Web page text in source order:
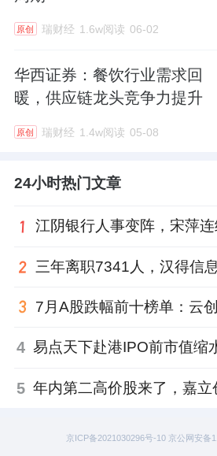
原创 瑞财经 1.6w阅读 06-02
华西证券：餐饮行业需求回
暖，供应链龙头竞争力提升
原创 瑞财经 1.4w阅读 05-08
24小时热门文章
江阴银行人事变阵，宋萍
4
5
京ICP备2021030296号-10 京公网安备